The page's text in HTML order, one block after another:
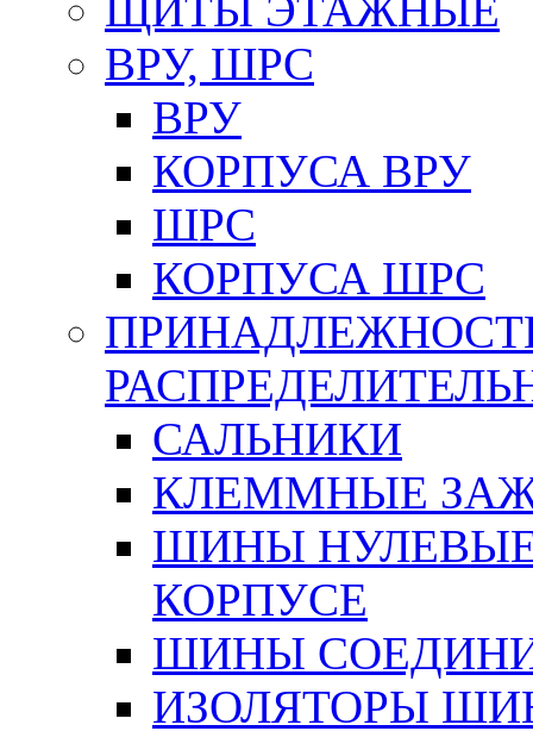
ВРУ, ШРС
ВРУ
КОРПУСА ВРУ
ШРС
КОРПУСА ШРС
САЛЬНИКИ
КЛЕММНЫЕ
ШИНЫ
КОРПУСЕ
ШИНЫ
ИЗОЛЯТОРЫ